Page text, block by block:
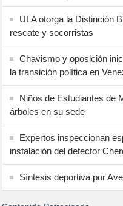
ULA otorga la Distinción
rescate y socorristas
Chavismo y oposición
la transición política en
Niños de Estudiantes de
árboles en su sede
Expertos inspeccionan
instalación del detector
Síntesis deportiva por